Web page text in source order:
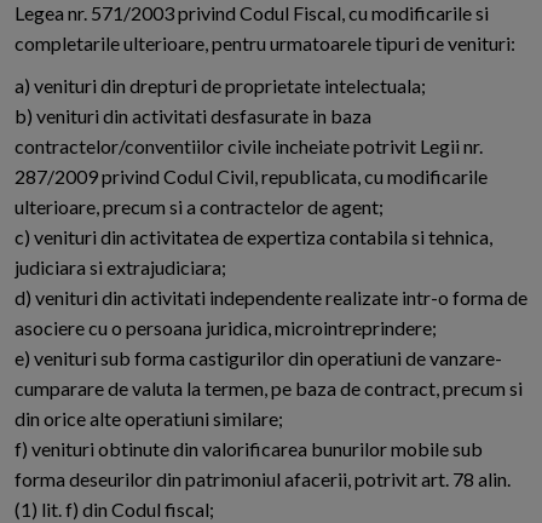
Legea nr. 571/2003 privind Codul Fiscal, cu modificarile si
completarile ulterioare, pentru urmatoarele tipuri de venituri:
a) venituri din drepturi de proprietate intelectuala;
b) venituri din activitati desfasurate in baza
contractelor/conventiilor civile incheiate potrivit Legii nr.
287/2009 privind Codul Civil, republicata, cu modificarile
ulterioare, precum si a contractelor de agent;
c) venituri din activitatea de expertiza contabila si tehnica,
judiciara si extrajudiciara;
d) venituri din activitati independente realizate intr-o forma de
asociere cu o persoana juridica, microintreprindere;
e) venituri sub forma castigurilor din operatiuni de vanzare-
cumparare de valuta la termen, pe baza de contract, precum si
din orice alte operatiuni similare;
f) venituri obtinute din valorificarea bunurilor mobile sub
forma deseurilor din patrimoniul afacerii, potrivit art. 78 alin.
(1) lit. f) din Codul fiscal;